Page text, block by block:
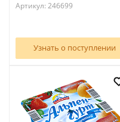
Артикул: 246699
Узнать о поступлении